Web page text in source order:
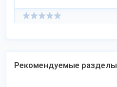
Рекомендуемые разделы